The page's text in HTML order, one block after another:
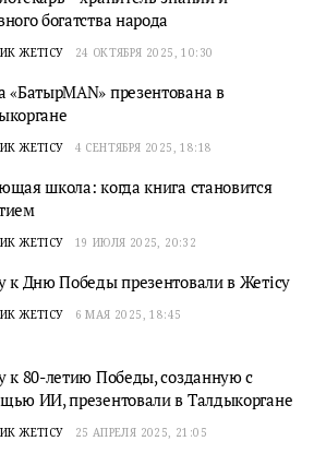
богатства народа
ЖЕТІСУ 24 ОКТЯБРЯ 2025, 10:30
«БатырMAN» презентована в
ЖЕТІСУ 4 СЕНТЯБРЯ 2025, 18:18
школа: когда книга становится
ЖЕТІСУ 19 ИЮЛЯ 2025, 20:32
к Дню Победы презентовали в Жетiсу
ЖЕТІСУ 6 МАЯ 2025, 18:45
к 80-летию Победы, созданную с
ИИ, презентовали в Талдыкоргане
ЖЕТІСУ 25 АПРЕЛЯ 2025, 21:05